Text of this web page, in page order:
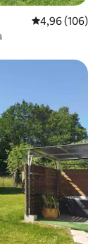
4,96 de uma
4,96 (106)